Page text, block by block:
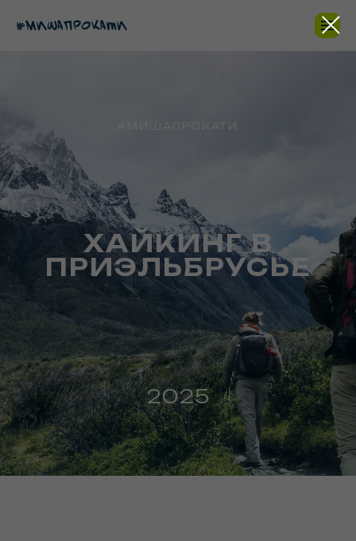
ХАЙКИНГ В
ПРИЭЛЬБРУСЬЕ
#МИШАПРОКАТИ
2025